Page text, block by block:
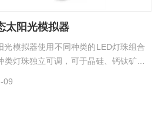
太阳光模拟器
光模拟器使用不同种类的LED灯珠组合
灯珠独立可调，可于晶硅、钙钛矿与
显示器等。
09